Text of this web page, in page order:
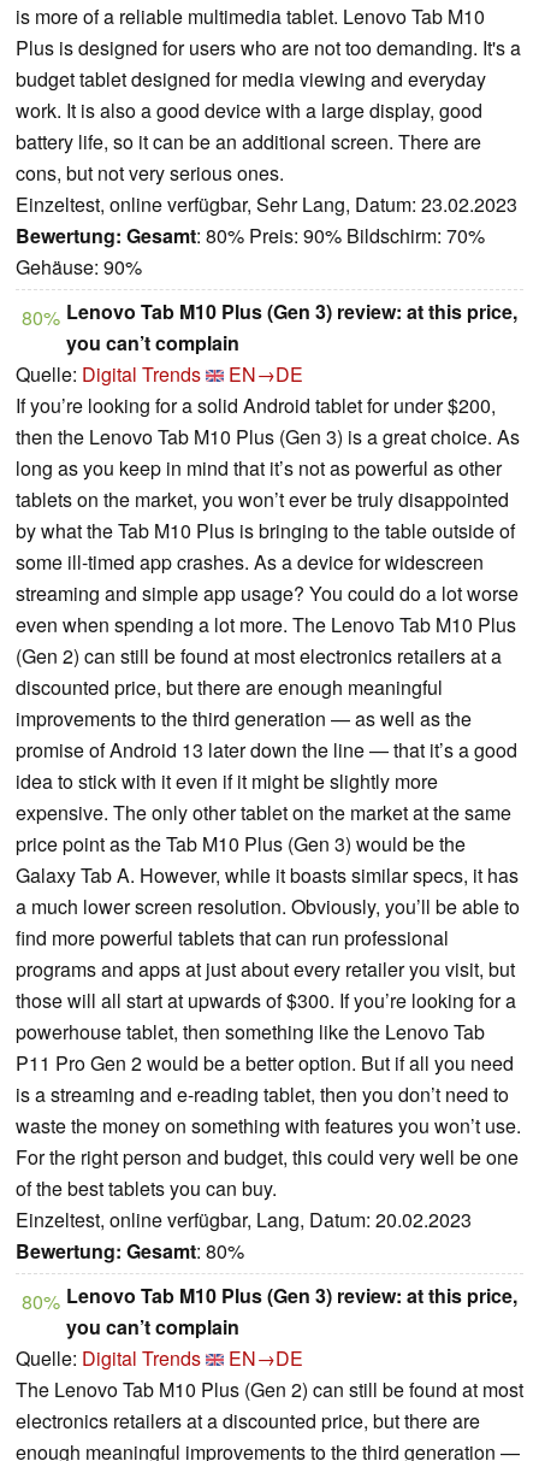
is more of a reliable multimedia tablet. Lenovo Tab M10
Plus is designed for users who are not too demanding. It's a
budget tablet designed for media viewing and everyday
work. It is also a good device with a large display, good
battery life, so it can be an additional screen. There are
cons, but not very serious ones.
Einzeltest, online verfügbar, Sehr Lang, Datum: 23.02.2023
Bewertung: Gesamt: 80% Preis: 90% Bildschirm: 70%
Gehäuse: 90%
80% Lenovo Tab M10 Plus (Gen 3) review: at this price,
you can’t complain
Quelle: Digital Trends
EN→DE
If you’re looking for a solid Android tablet for under $200,
then the Lenovo Tab M10 Plus (Gen 3) is a great choice. As
long as you keep in mind that it’s not as powerful as other
tablets on the market, you won’t ever be truly disappointed
by what the Tab M10 Plus is bringing to the table outside of
some ill-timed app crashes. As a device for widescreen
streaming and simple app usage? You could do a lot worse
even when spending a lot more. The Lenovo Tab M10 Plus
(Gen 2) can still be found at most electronics retailers at a
discounted price, but there are enough meaningful
improvements to the third generation — as well as the
promise of Android 13 later down the line — that it’s a good
idea to stick with it even if it might be slightly more
expensive. The only other tablet on the market at the same
price point as the Tab M10 Plus (Gen 3) would be the
Galaxy Tab A. However, while it boasts similar specs, it has
a much lower screen resolution. Obviously, you’ll be able to
find more powerful tablets that can run professional
programs and apps at just about every retailer you visit, but
those will all start at upwards of $300. If you’re looking for a
powerhouse tablet, then something like the Lenovo Tab
P11 Pro Gen 2 would be a better option. But if all you need
is a streaming and e-reading tablet, then you don’t need to
waste the money on something with features you won’t use.
For the right person and budget, this could very well be one
of the best tablets you can buy.
Einzeltest, online verfügbar, Lang, Datum: 20.02.2023
Bewertung: Gesamt: 80%
80% Lenovo Tab M10 Plus (Gen 3) review: at this price,
you can’t complain
Quelle: Digital Trends
EN→DE
The Lenovo Tab M10 Plus (Gen 2) can still be found at most
electronics retailers at a discounted price, but there are
enough meaningful improvements to the third generation —